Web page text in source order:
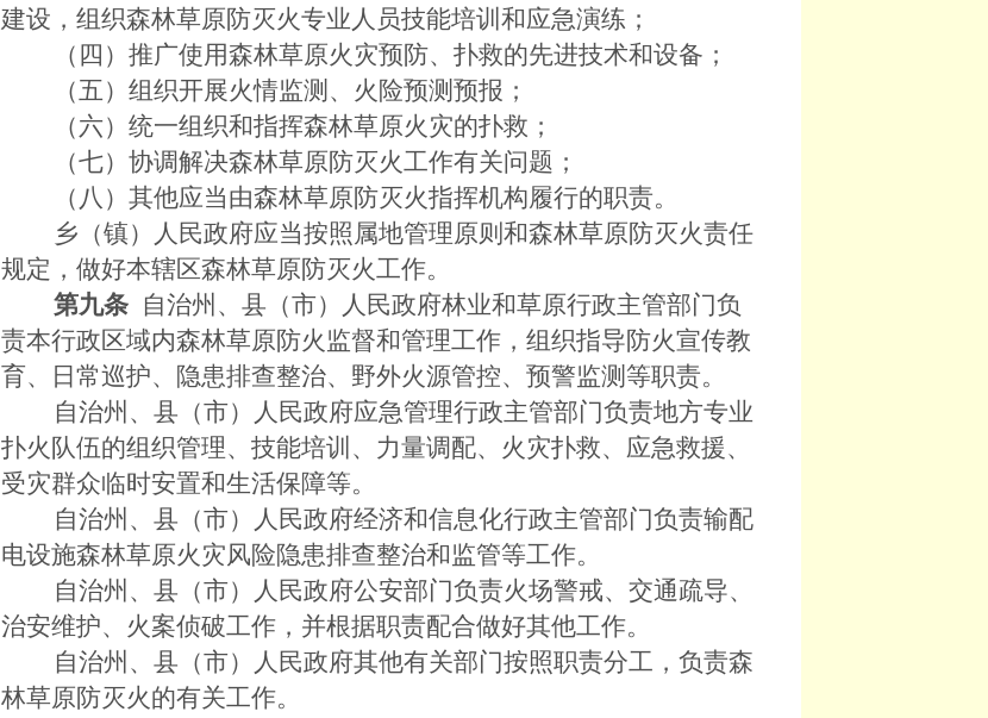
建设，组织森林草原防灭火专业人员技能培训和应急演练；
（四）推广使用森林草原火灾预防、扑救的先进技术和设备；
（五）组织开展火情监测、火险预测预报；
（六）统一组织和指挥森林草原火灾的扑救；
（七）协调解决森林草原防灭火工作有关问题；
（八）其他应当由森林草原防灭火指挥机构履行的职责。
乡（镇）人民政府应当按照属地管理原则和森林草原防灭火责任
规定，做好本辖区森林草原防灭火工作。
第九条 自治州、县（市）人民政府林业和草原行政主管部门负
责本行政区域内森林草原防火监督和管理工作，组织指导防火宣传教
育、日常巡护、隐患排查整治、野外火源管控、预警监测等职责。
自治州、县（市）人民政府应急管理行政主管部门负责地方专业
扑火队伍的组织管理、技能培训、力量调配、火灾扑救、应急救援、
受灾群众临时安置和生活保障等。
自治州、县（市）人民政府经济和信息化行政主管部门负责输配
电设施森林草原火灾风险隐患排查整治和监管等工作。
自治州、县（市）人民政府公安部门负责火场警戒、交通疏导、
治安维护、火案侦破工作，并根据职责配合做好其他工作。
自治州、县（市）人民政府其他有关部门按照职责分工，负责森
林草原防灭火的有关工作。